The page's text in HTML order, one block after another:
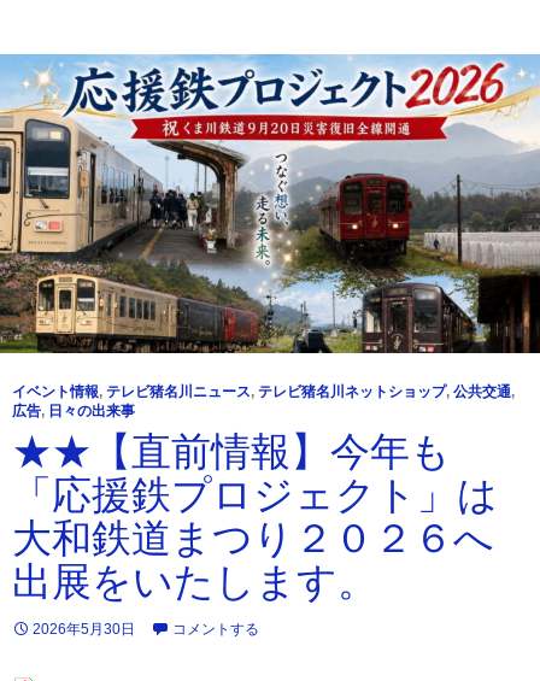
イベント情報, テレビ猪名川ニュース, テレビ猪名川ネットショップ, 公共交通,
広告, 日々の出来事
★★【直前情報】今年も
「応援鉄プロジェクト」は
大和鉄道まつり２０２６へ
出展をいたします。
2026年5月30日 コメントする